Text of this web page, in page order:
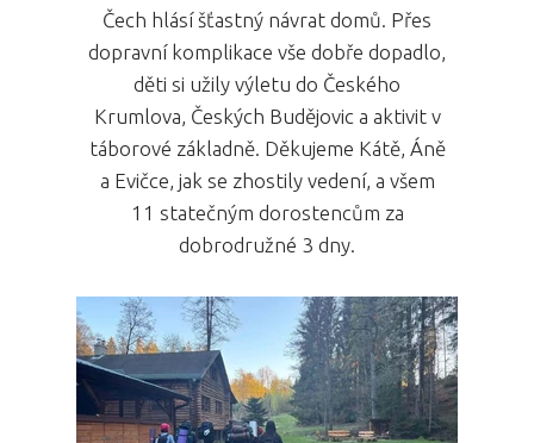
Čech hlásí šťastný návrat domů. Přes
dopravní komplikace vše dobře dopadlo,
děti si užily výletu do Českého
Krumlova, Českých Budějovic a aktivit v
táborové základně. Děkujeme Kátě, Áně
a Evičce, jak se zhostily vedení, a všem
11 statečným dorostencům za
dobrodružné 3 dny.